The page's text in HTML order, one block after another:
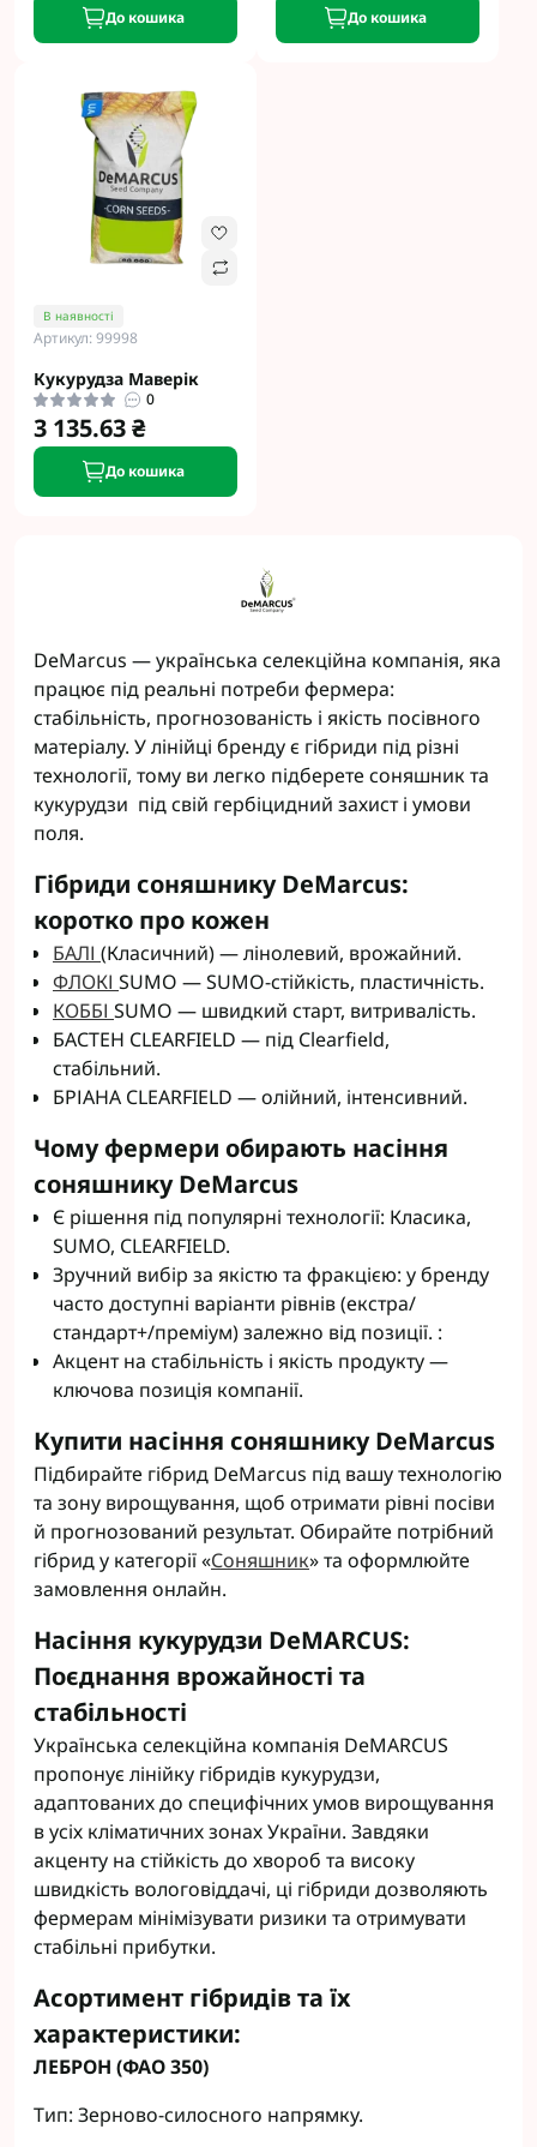
До кошика До кошика
В наявності
Артикул: 99998
Кукурудза Маверік
0
3 135.63 ₴
До кошика
DeMarcus — українська селекційна компанія, яка
працює під реальні потреби фермера:
стабільність, прогнозованість і якість посівного
матеріалу. У лінійці бренду є гібриди під різні
технології, тому ви легко підберете соняшник та
кукурудзи під свій гербіцидний захист і умови
поля.
Гібриди соняшнику DeMarcus:
коротко про кожен
БАЛІ (Класичний) — лінолевий, врожайний.
ФЛОКІ SUMO — SUMO-стійкість, пластичність.
КОББІ SUMO — швидкий старт, витривалість.
БАСТЕН CLEARFIELD — під Clearfield,
стабільний.
БРІАНА CLEARFIELD — олійний, інтенсивний.
Чому фермери обирають насіння
соняшнику DeMarcus
Є рішення під популярні технології: Класика,
SUMO, CLEARFIELD.
Зручний вибір за якістю та фракцією: у бренду
часто доступні варіанти рівнів (екстра/
стандарт+/преміум) залежно від позиції. :
Акцент на стабільність і якість продукту —
ключова позиція компанії.
Купити насіння соняшнику DeMarcus
Підбирайте гібрид DeMarcus під вашу технологію
та зону вирощування, щоб отримати рівні посіви
й прогнозований результат. Обирайте потрібний
гібрид у категорії «Соняшник» та оформлюйте
замовлення онлайн.
Насіння кукурудзи DeMARCUS:
Поєднання врожайності та
стабільності
Українська селекційна компанія DeMARCUS
пропонує лінійку гібридів кукурудзи,
адаптованих до специфічних умов вирощування
в усіх кліматичних зонах України. Завдяки
акценту на стійкість до хвороб та високу
швидкість вологовіддачі, ці гібриди дозволяють
фермерам мінімізувати ризики та отримувати
стабільні прибутки.
Асортимент гібридів та їх
характеристики:
ЛЕБРОН (ФАО 350)
Тип: Зерново-силосного напрямку.